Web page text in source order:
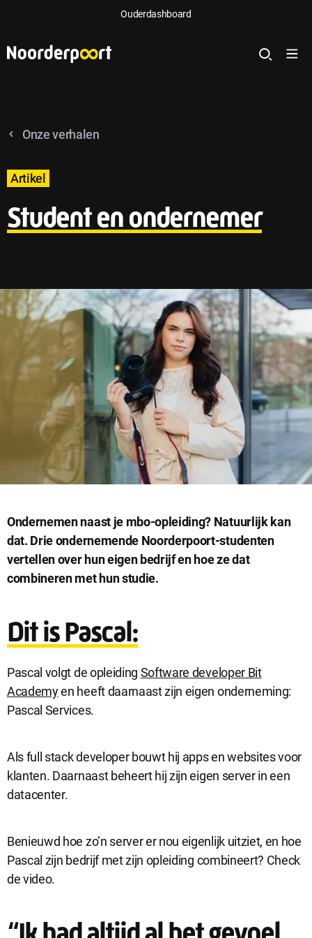
Noodzakelijke cookies
Functionele cookies
functioneert.
Ouderdashboard
Onze verhalen
Student en ondernemer
Artikel
Ondernemen naast je mbo-opleiding? Natuurlijk kan
dat. Drie ondernemende Noorderpoort-studenten
vertellen over hun eigen bedrijf en hoe ze dat
combineren met hun studie.
Dit is Pascal:
Pascal volgt de opleiding Software developer Bit
Academyen heeft daarnaast zijn eigen onderneming:
Pascal Services.
Als full stack developer bouwt hij apps en websites voor
klanten. Daarnaast beheert hij zijn eigen server in een
datacenter.
Benieuwd hoe zo’n server er nou eigenlijk uitziet, en hoe
Pascal zijn bedrijf met zijn opleiding combineert? Check
de video.